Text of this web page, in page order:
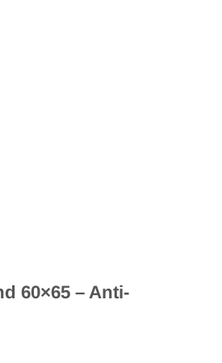
60×65 – Anti-